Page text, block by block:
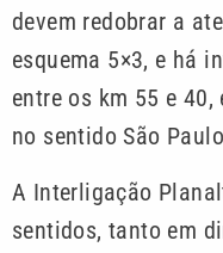
devem redobrar a
esquema 5×3, e há
entre os km 55 e
no sentido São
A Interligação
sentidos, tanto em